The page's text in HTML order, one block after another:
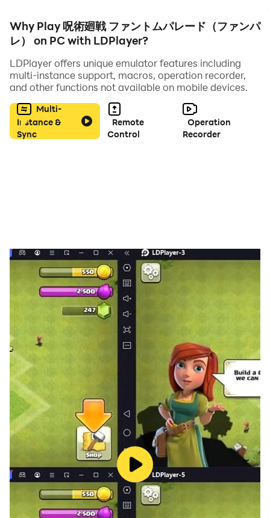
◆ゲームならではの『呪術廻戦』の戦いをその手で体感
◆
各階層毎に存在する呪霊に挑む「領域調査」。成長させた
キャラクター達と共に領域を攻略しよう。
◆ゲームで描かれる『呪術廻戦』の新たなシーン”廻想残
滓”◆
釘崎野薔薇：瀬戸麻沙美
禪院真希：小松未可子
狗巻 棘：内山昂輝
パンダ：関 智一
夜蛾正道：黒田崇矢
七海建人：津田健次郎
伊地知潔高：岩田光央
家入硝子：遠藤 綾
冥冥：三石琴乃
禪院直毘人：中田譲治
東堂 葵：木村 昴
加茂憲紀：日野 聡
西宮 桃：釘宮理恵
禪院真依：井上麻里奈
三輪 霞：赤﨑千夏
究極メカ丸：松岡禎丞
Why Play 呪術廻戦 ファントムパレード（ファンパ
レ） on PC with LDPlayer?
LDPlayer offers unique emulator features including
multi-instance support, macros, operation recorder,
and other functions not available on mobile devices.
Multi-
Instance &
Sync
Remote
Control
Operation
Recorder